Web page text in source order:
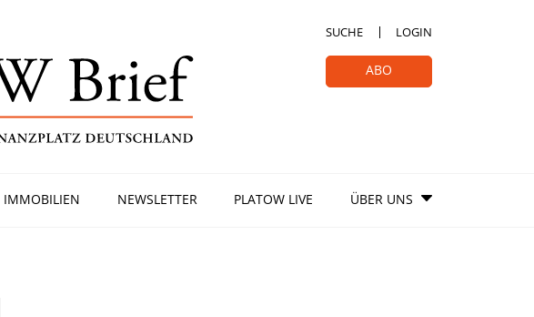
SUCHE LOGIN
ABO
IMMOBILIEN NEWSLETTER PLATOW LIVE ÜBER UNS